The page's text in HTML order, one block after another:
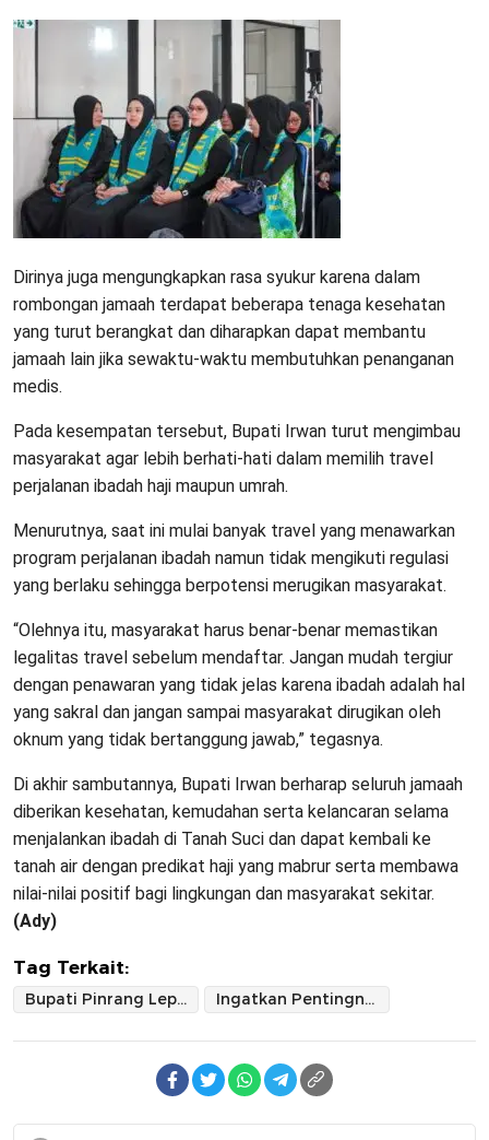
Dirinya juga mengungkapkan rasa syukur karena dalam
rombongan jamaah terdapat beberapa tenaga kesehatan
yang turut berangkat dan diharapkan dapat membantu
jamaah lain jika sewaktu-waktu membutuhkan penanganan
medis.
Pada kesempatan tersebut, Bupati Irwan turut mengimbau
masyarakat agar lebih berhati-hati dalam memilih travel
perjalanan ibadah haji maupun umrah.
Menurutnya, saat ini mulai banyak travel yang menawarkan
program perjalanan ibadah namun tidak mengikuti regulasi
yang berlaku sehingga berpotensi merugikan masyarakat.
“Olehnya itu, masyarakat harus benar-benar memastikan
legalitas travel sebelum mendaftar. Jangan mudah tergiur
dengan penawaran yang tidak jelas karena ibadah adalah hal
yang sakral dan jangan sampai masyarakat dirugikan oleh
oknum yang tidak bertanggung jawab,” tegasnya.
Di akhir sambutannya, Bupati Irwan berharap seluruh jamaah
diberikan kesehatan, kemudahan serta kelancaran selama
menjalankan ibadah di Tanah Suci dan dapat kembali ke
tanah air dengan predikat haji yang mabrur serta membawa
nilai-nilai positif bagi lingkungan dan masyarakat sekitar.
(Ady)
Tag Terkait:
Bupati Pinrang Lepas 46 Jamaah Haji Plus Ingatkan Pentingnya Jaga Kesehatan di Tanah Suci